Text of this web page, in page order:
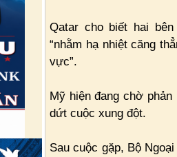
Qatar cho biết hai
“nhằm hạ nhiệt căng
vực”.
Mỹ hiện đang chờ
dứt cuộc xung đột.
Sau cuộc gặp, Bộ